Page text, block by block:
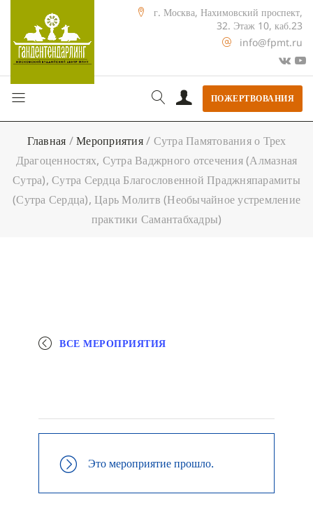
г. Москва, Нахимовский проспект,
32. Этаж 10, каб.23
info@fpmt.ru
ПОЖЕРТВОВАНИЯ
Главная /Мероприятия/ Сутра Памятования о Трех
Драгоценностях, Сутра Ваджрного отсечения (Алмазная
Сутра), Сутра Сердца Благословенной Праджняпарамиты
(Сутра Сердца), Царь Молитв (Необычайное устремление
практики Самантабхадры)
ВСЕ МЕРОПРИЯТИЯ
Это мероприятие прошло.